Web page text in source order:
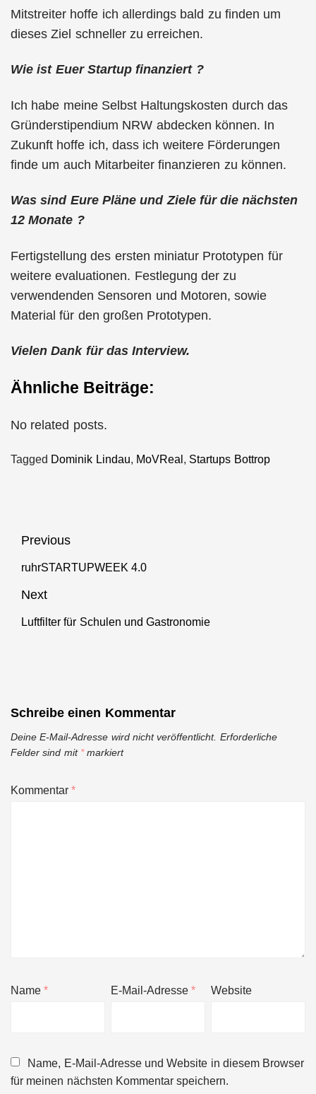
Mitstreiter hoffe ich allerdings bald zu finden um
dieses Ziel schneller zu erreichen.
Wie ist Euer Startup finanziert ?
Ich habe meine Selbst Haltungskosten durch das
Gründerstipendium NRW abdecken können. In
Zukunft hoffe ich, dass ich weitere Förderungen
finde um auch Mitarbeiter finanzieren zu können.
Was sind Eure Pläne und Ziele für die nächsten
12 Monate ?
Fertigstellung des ersten miniatur Prototypen für
weitere evaluationen. Festlegung der zu
verwendenden Sensoren und Motoren, sowie
Material für den großen Prototypen.
Vielen Dank für das Interview.
Ähnliche Beiträge:
No related posts.
Tagged Dominik Lindau, MoVReal , Startups Bottrop
Beitragsnavigation
Previous
Previous
ruhrSTARTUPWEEK 4.0
Next
Next
Luftfilter für Schulen und Gastronomie
Schreibe einen Kommentar
Deine E-Mail-Adresse wird nicht veröffentlicht. Erforderliche
Felder sind mit *markiert
Kommentar*
Name* E-Mail-Adresse* Website
Name, E-Mail-Adresse und Website in diesem Browser
für meinen nächsten Kommentar speichern.